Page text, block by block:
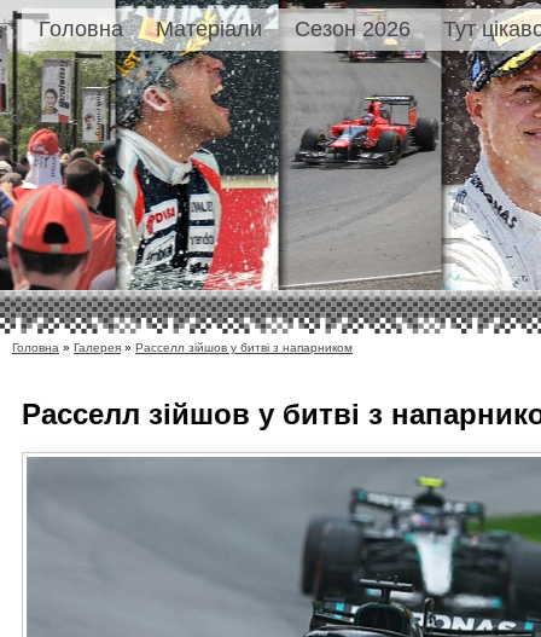
Головна Матеріали Сезон 2026 Тут
Головна » Галерея » Расселл зійшов у битві з напарником
Расселл зійшов у битві з